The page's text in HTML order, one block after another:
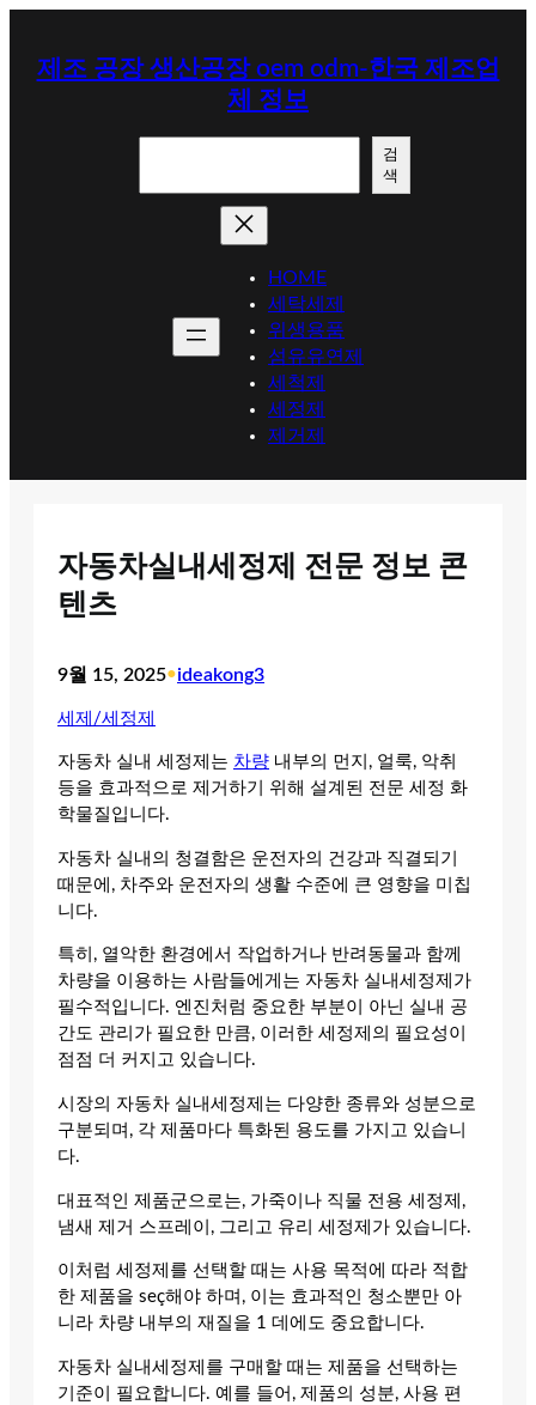
제조 공장 생산공장 oem odm-한국 제조업
체 정보
검
색
HOME
세탁세제
위생용품
섬유유연제
세척제
세정제
제거제
자동차실내세정제 전문 정보 콘
텐츠
9월 15, 2025•ideakong3
세제/세정제
자동차 실내 세정제는 차량 내부의 먼지, 얼룩, 악취
등을 효과적으로 제거하기 위해 설계된 전문 세정 화
학물질입니다.
자동차 실내의 청결함은 운전자의 건강과 직결되기
때문에, 차주와 운전자의 생활 수준에 큰 영향을 미칩
니다.
특히, 열악한 환경에서 작업하거나 반려동물과 함께
차량을 이용하는 사람들에게는 자동차 실내세정제가
필수적입니다. 엔진처럼 중요한 부분이 아닌 실내 공
간도 관리가 필요한 만큼, 이러한 세정제의 필요성이
점점 더 커지고 있습니다.
시장의 자동차 실내세정제는 다양한 종류와 성분으로
구분되며, 각 제품마다 특화된 용도를 가지고 있습니
다.
대표적인 제품군으로는, 가죽이나 직물 전용 세정제,
냄새 제거 스프레이, 그리고 유리 세정제가 있습니다.
이처럼 세정제를 선택할 때는 사용 목적에 따라 적합
한 제품을 seç해야 하며, 이는 효과적인 청소뿐만 아
니라 차량 내부의 재질을 1 데에도 중요합니다.
자동차 실내세정제를 구매할 때는 제품을 선택하는
기준이 필요합니다. 예를 들어, 제품의 성분, 사용 편